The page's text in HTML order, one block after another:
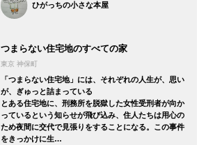
ひがっちの小さな本屋
つまらない住宅地のすべての家
東京 神保町
「つまらない住宅地」には、それぞれの人生が、思い
が、ぎゅっと詰まっている
とある住宅地に、刑務所を脱獄した女性受刑者が向か
っているという知らせが飛び込み、住人たちは用心の
ため夜間に交代で見張りをすることになる。この事件
をきっかけに生…